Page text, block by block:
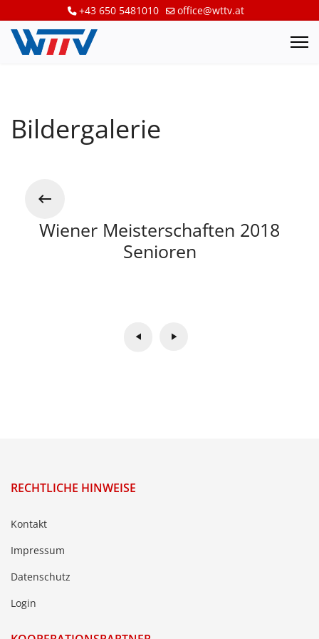
+43 650 5481010 office@wttv.at
Bildergalerie
Wiener Meisterschaften 2018
Senioren
RECHTLICHE HINWEISE
Kontakt
Impressum
Datenschutz
Login